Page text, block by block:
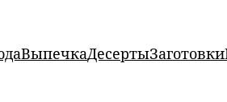
ВыпечкаДесертыЗаготовки